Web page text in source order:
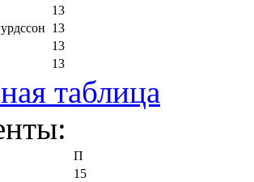
13
13
13
13
таблица
П
15